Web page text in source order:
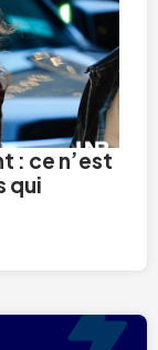
: ce n’est
qui